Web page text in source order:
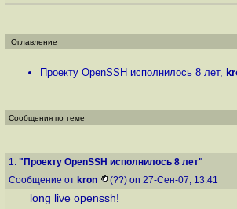
Оглавление
Проекту OpenSSH исполнилось 8 лет,
Сообщения по теме
1. "Проекту OpenSSH исполнилось 8 лет"
Сообщение от kron (??) on 27-Сен-07, 13:41
long live openssh!